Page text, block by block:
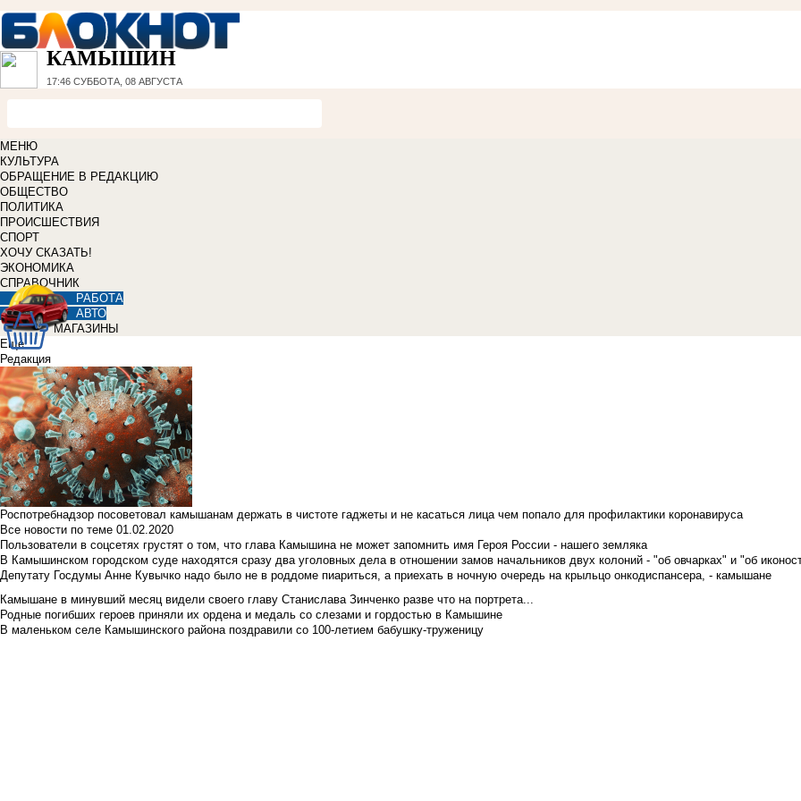
КАМЫШИН
17:46 СУББОТА, 08 АВГУСТА
МЕНЮ
КУЛЬТУРА
ОБРАЩЕНИЕ В РЕДАКЦИЮ
ОБЩЕСТВО
ПОЛИТИКА
ПРОИСШЕСТВИЯ
СПОРТ
ХОЧУ СКАЗАТЬ!
ЭКОНОМИКА
СПРАВОЧНИК
РАБОТА
АВТО
МАГАЗИНЫ
Еще
Редакция
Роспотребнадзор посоветовал камышанам держать в чистоте гаджеты и не касаться лица чем попало для профилактики коронавируса
Все новости по теме 01.02.2020
Пользователи в соцсетях грустят о том, что глава Камышина не может запомнить имя Героя России - нашего земляка
В Камышинском городском суде находятся сразу два уголовных дела в отношении замов начальников двух колоний - "об овчарках" и "об
Депутату Госдумы Анне Кувычко надо было не в роддоме пиариться, а приехать в ночную очередь на крыльцо онкодиспансера, - камышане
Камышане в минувший месяц видели своего главу Станислава Зинченко разве что на портрета...
Родные погибших героев приняли их ордена и медаль со слезами и гордостью в Камышине
В маленьком селе Камышинского района поздравили со 100-летием бабушку-труженицу